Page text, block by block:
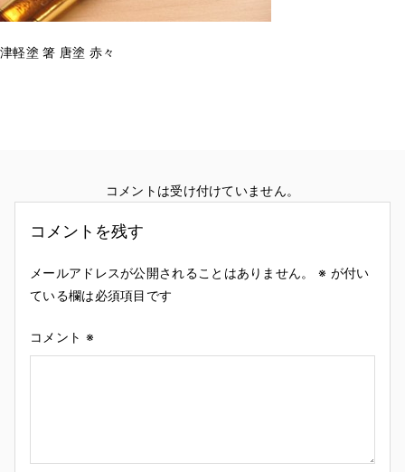
津軽塗 箸 唐塗 赤々
コメントは受け付けていません。
コメントを残す
メールアドレスが公開されることはありません。 ※ が付い
ている欄は必須項目です
コメント ※